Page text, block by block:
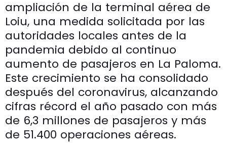
ampliación de la terminal aérea de
Loiu, una medida solicitada por las
autoridades locales antes de la
pandemia debido al continuo
aumento de pasajeros en La Paloma.
Este crecimiento se ha consolidado
después del coronavirus, alcanzando
cifras récord el año pasado con más
de 6,3 millones de pasajeros y más
de 51.400 operaciones aéreas.